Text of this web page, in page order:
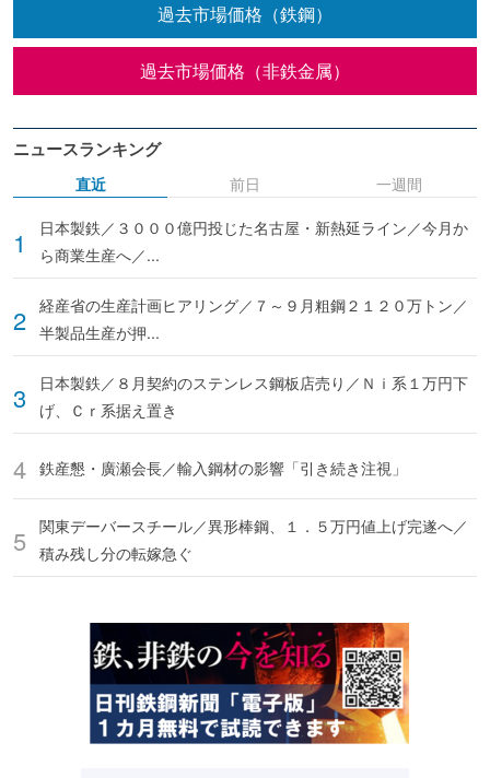
過去市場価格（鉄鋼）
過去市場価格（非鉄金属）
ニュースランキング
直近
日本製鉄／３０００億円投じた名古屋・新熱延ライン／今月か
ら商業生産へ／...
経産省の生産計画ヒアリング／７～９月粗鋼２１２０万トン／
半製品生産が押...
日本製鉄／８月契約のステンレス鋼板店売り／Ｎｉ系１万円下
げ、Ｃｒ系据え置き
鉄産懇・廣瀬会長／輸入鋼材の影響「引き続き注視」
関東デーバースチール／異形棒鋼、１．５万円値上げ完遂へ／
積み残し分の転嫁急ぐ
前日 一週間